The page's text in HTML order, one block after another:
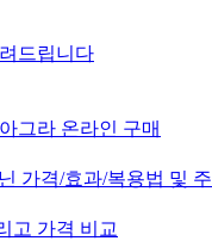
드립니다
그라 온라인 구매
가격/효과/복용법 및
고 가격 비교